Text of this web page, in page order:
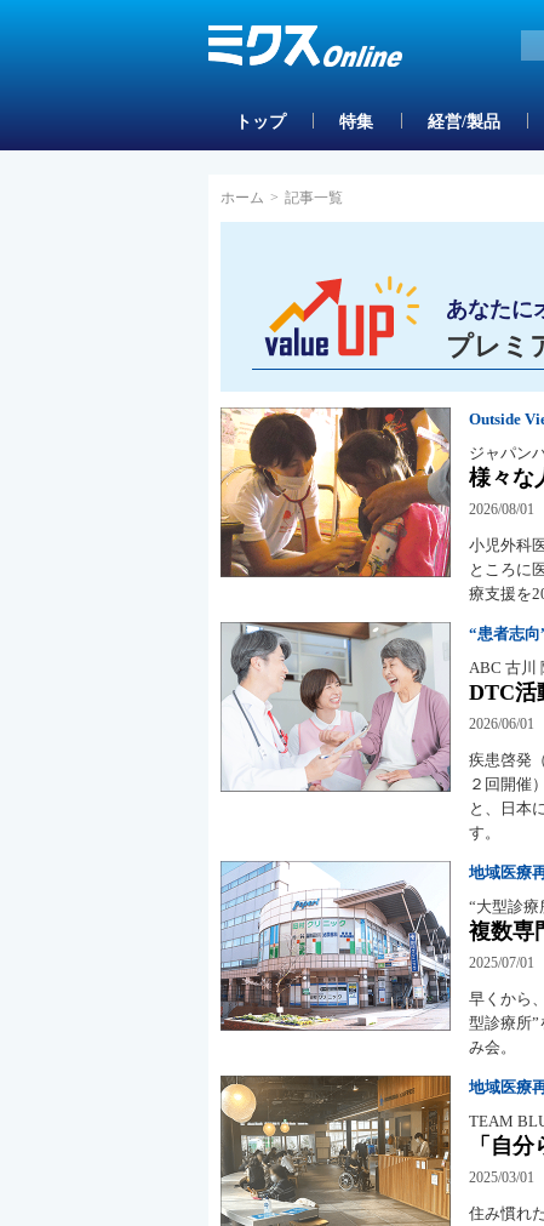
トップ 特集 経営/製品
ホーム > 記事一覧
あなたに
プレミ
Outside
ジャパン
様々な
2026/08/01
小児外科
ところに
療支援を
“患者志
ABC 古川
DTC活
2026/06/01
疾患啓発
２回開催
と、日本
す。
地域医療
“大型診療
複数専
2025/07/01
早くから
型診療所
み会。
地域医療
TEAM
「自
2025/03/01
住み慣れ